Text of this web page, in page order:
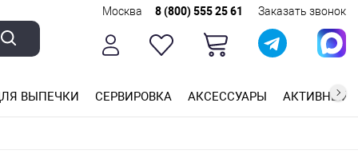
Москва 8 (800) 555 25 61 Заказать звонок
ВЫПЕЧКИ СЕРВИРОВКА АКСЕССУАРЫ АКТИВНЫЙ